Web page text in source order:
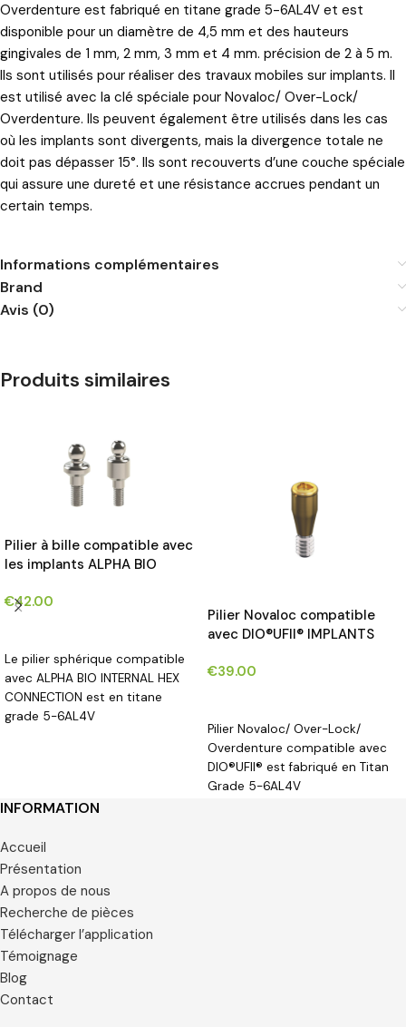
Overdenture est fabriqué en titane grade 5-6AL4V et est
disponible pour un diamètre de 4,5 mm et des hauteurs
gingivales de 1 mm, 2 mm, 3 mm et 4 mm. précision de 2 à 5 m.
Ils sont utilisés pour réaliser des travaux mobiles sur implants. Il
est utilisé avec la clé spéciale pour Novaloc/ Over-Lock/
Overdenture. Ils peuvent également être utilisés dans les cas
où les implants sont divergents, mais la divergence totale ne
doit pas dépasser 15°. Ils sont recouverts d’une couche spéciale
qui assure une dureté et une résistance accrues pendant un
certain temps.
Informations complémentaires
Brand
Avis (0)
Produits similaires
Pilier à bille compatible avec
les implants ALPHA BIO
CONNECTION®*- Set bille +
€42.00
Le pilier sphérique compatible
avec ALPHA BIO INTERNAL HEX
CONNECTION est en titane
grade 5-6AL4V
Pilier Novaloc compatible
avec DIO®UFII® IMPLANTS
€39.00
Pilier Novaloc/ Over-Lock/
Overdenture compatible avec
DIO®UFII® est fabriqué en Titan
Grade 5-6AL4V
INFORMATION
Accueil
Présentation
A propos de nous
Recherche de pièces
Télécharger l’application
Témoignage
Blog
Contact